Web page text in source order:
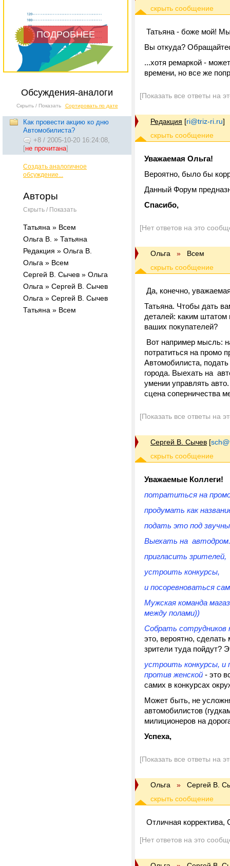
ПОДРОБНЕЕ
Обсуждения-аналоги
Скрыть / Показать Сортировать по дате
Как провести акцию ко дню
Автомобилиста?
+8 / 2005-10-20 16:24:08,
[не прочитана]
Создать аналогичное
обсуждение...
Авторы
Скрыть / Показать
Татьяна » Всем
Ольга В. » Татьяна
Редакция » Ольга В.
Ольга » Всем
Сергей В. Сычев » Ольга
Ольга » Сергей В. Сычев
Ольга » Сергей В. Сычев
Татьяна » Всем
Татьяна - боже мой! Мы
Вы откуда?
...хотя ремаркой -
времени, но все же
[Показать все ответы на
Редакция [ri@triz-ri.ru]
Уважаемая Ольга!
Вероятно, было бы
Данный Форум
Спасибо,
[Нет ответов на это
Ольга » Всем
Да, конечно,
Татьяна. Чтобы дать
деталей: каким штатом
ваших покупателей?
Вот например мысль:
потратиться на промо
Автомобилиста,
города. Выехать на
умении управлять
сцена соперничества
[Показать все ответы на
Сергей В. Сычев [
Уважаемые Коллеги!
потратиться на
продумать как
подать это под
Выехать на автодром.
пригласить зрителей,
устроить конкурсы,
и посоревноваться
Мужская команда
между полами))
Собрать сотрудников
это, вероятно,
зрители туда пойдут?
устроить конкурсы, и
против женской - это
самих в конкурсах
Может быть, не
автомобилистов
милиционеров на
Успеха,
[Показать все ответы на
Ольга » Сергей В.
Отличная корректива,
[Нет ответов на это